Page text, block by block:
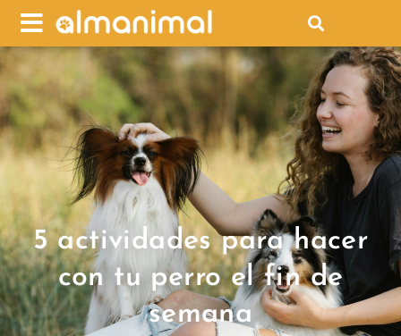
5 actividades para hacer
con tu perro el fin de
semana